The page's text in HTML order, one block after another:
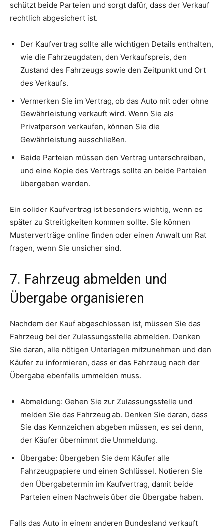
schützt beide Parteien und sorgt dafür, dass der Verkauf
rechtlich abgesichert ist.
Der Kaufvertrag sollte alle wichtigen Details enthalten,
wie die Fahrzeugdaten, den Verkaufspreis, den
Zustand des Fahrzeugs sowie den Zeitpunkt und Ort
des Verkaufs.
Vermerken Sie im Vertrag, ob das Auto mit oder ohne
Gewährleistung verkauft wird. Wenn Sie als
Privatperson verkaufen, können Sie die
Gewährleistung ausschließen.
Beide Parteien müssen den Vertrag unterschreiben,
und eine Kopie des Vertrags sollte an beide Parteien
übergeben werden.
Ein solider Kaufvertrag ist besonders wichtig, wenn es
später zu Streitigkeiten kommen sollte. Sie können
Musterverträge online finden oder einen Anwalt um Rat
fragen, wenn Sie unsicher sind.
7. Fahrzeug abmelden und
Übergabe organisieren
Nachdem der Kauf abgeschlossen ist, müssen Sie das
Fahrzeug bei der Zulassungsstelle abmelden. Denken
Sie daran, alle nötigen Unterlagen mitzunehmen und den
Käufer zu informieren, dass er das Fahrzeug nach der
Übergabe ebenfalls ummelden muss.
Abmeldung: Gehen Sie zur Zulassungsstelle und
melden Sie das Fahrzeug ab. Denken Sie daran, dass
Sie das Kennzeichen abgeben müssen, es sei denn,
der Käufer übernimmt die Ummeldung.
Übergabe: Übergeben Sie dem Käufer alle
Fahrzeugpapiere und einen Schlüssel. Notieren Sie
den Übergabetermin im Kaufvertrag, damit beide
Parteien einen Nachweis über die Übergabe haben.
Falls das Auto in einem anderen Bundesland verkauft